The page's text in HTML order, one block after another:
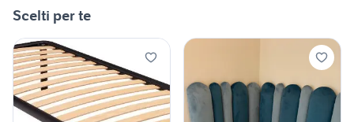
Scelti per te